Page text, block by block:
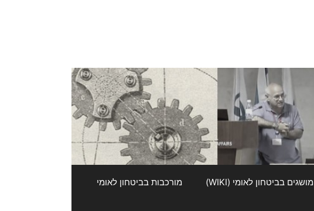
מושגים בביטחון לאומי (WIKI) מורכבות בביטחון לאומי